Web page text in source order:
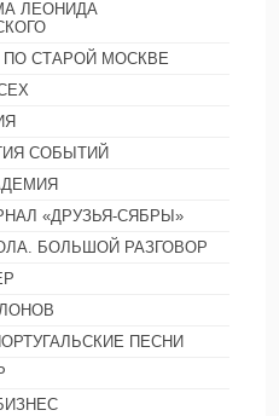
ЛЕОНИДА
ПО СТАРОЙ МОСКВЕ
СОБЫТИЙ
«ДРУЗЬЯ-СЯБРЫ»
БОЛЬШОЙ РАЗГОВОР
ПЕСНИ